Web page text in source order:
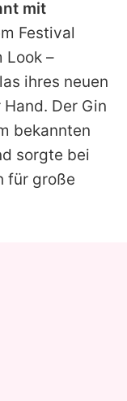
mit
Festival
Look –
ihres neuen
Der Gin
bekannten
sorgte bei
für große